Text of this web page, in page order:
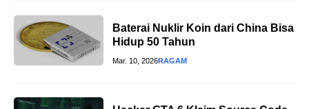
Baterai Nuklir Koin dari China Bisa
Hidup 50 Tahun
Mar. 10, 2026RAGAM